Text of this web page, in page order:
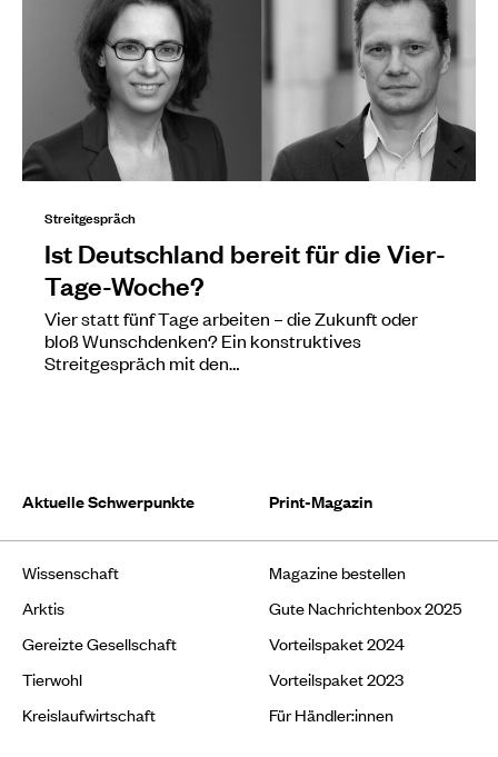
Streitgespräch
Ist Deutschland bereit für die Vier-
Tage-Woche?
Vier statt fünf Tage arbeiten – die Zukunft oder
bloß Wunschdenken? Ein konstruktives
Streitgespräch mit den…
Aktuelle Schwerpunkte
Wissenschaft
Arktis
Gereizte Gesellschaft
Tierwohl
Kreislaufwirtschaft
Print-Magazin
Magazine bestellen
Gute Nachrichtenbox 2025
Vorteilspaket 2024
Vorteilspaket 2023
Für Händler:innen